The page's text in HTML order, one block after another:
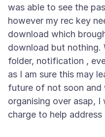
was able to see the
however my rec key
download which
download but nothing.
folder, notification ,
as I am sure this may
future of not soon
organising over asap,